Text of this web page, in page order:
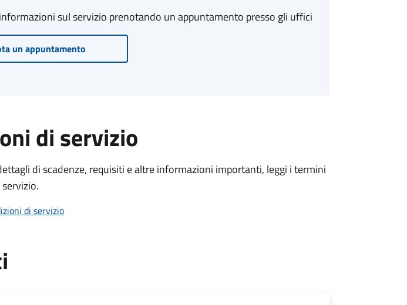
sul servizio prenotando un appuntamento presso gli uffici
un appuntamento
di servizio
di scadenze, requisiti e altre informazioni importanti, leggi i termini
di servizio